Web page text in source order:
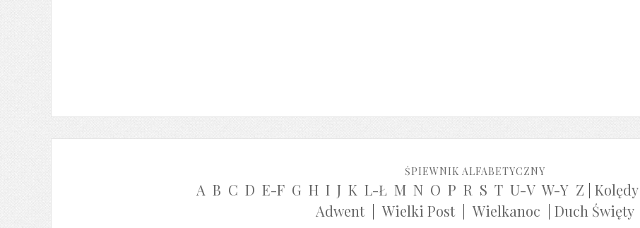
ŚPIEWNIK ALFABETYCZNY
A B C D E-F G H I J K L-Ł M N O P R S T U-V W-Y Z Kolędy|
Adwent| Wielki Post| Wielkanoc Duch Święty